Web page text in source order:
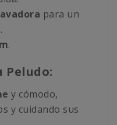
para un
.
Peludo:
y cómodo,
y cuidando sus